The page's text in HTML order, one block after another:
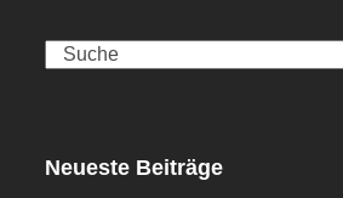
Search
Neueste Beiträge